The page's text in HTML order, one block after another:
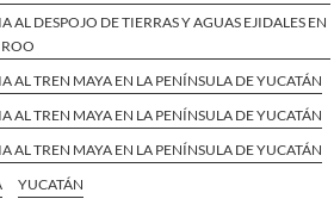
AL DESPOJO DE TIERRAS Y AGUAS EJIDALES EN
AL TREN MAYA EN LA PENÍNSULA DE YUCATÁN
AL TREN MAYA EN LA PENÍNSULA DE YUCATÁN
AL TREN MAYA EN LA PENÍNSULA DE YUCATÁN
YUCATÁN